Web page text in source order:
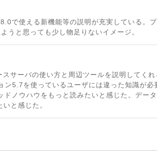
で使える新機能等の説明が充実している。
うと思っても少し物足りないイメージ。
サーバの使い方と周辺ツールを説明してく
5.7を使っているユーザには違った知識が
ノウハウをもっと読みたいと感じた。デー
と感じた。